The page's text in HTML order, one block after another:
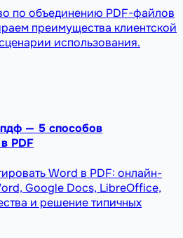
по объединению PDF-файлов
преимущества клиентской
использования.
— 5 способов
PDF
Word в PDF: онлайн-
Google Docs, LibreOffice,
и решение типичных